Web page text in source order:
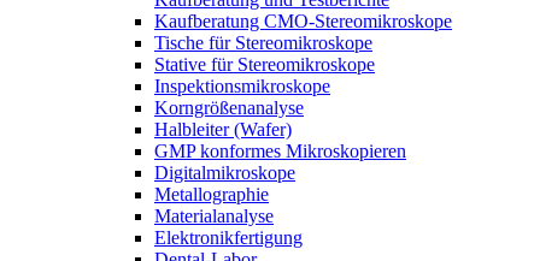
Kaufberatung CMO-Stereomikroskope
Tische für Stereomikroskope
Stative für Stereomikroskope
Inspektionsmikroskope
Korngrößenanalyse
Halbleiter (Wafer)
GMP konformes Mikroskopieren
Digitalmikroskope
Metallographie
Materialanalyse
Elektronikfertigung